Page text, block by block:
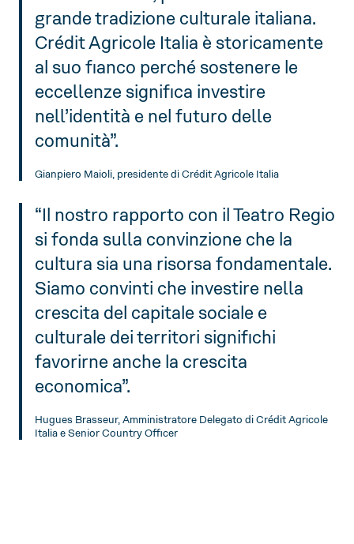
grande tradizione culturale italiana.
Crédit Agricole Italia è storicamente
al suo fianco perché sostenere le
eccellenze significa investire
nell’identità e nel futuro delle
comunità”.
Gianpiero Maioli, presidente di Crédit Agricole Italia
“Il nostro rapporto con il Teatro Regio
si fonda sulla convinzione che la
cultura sia una risorsa fondamentale.
Siamo convinti che investire nella
crescita del capitale sociale e
culturale dei territori significhi
favorirne anche la crescita
economica”.
Hugues Brasseur, Amministratore Delegato di Crédit Agricole
Italia e Senior Country Officer